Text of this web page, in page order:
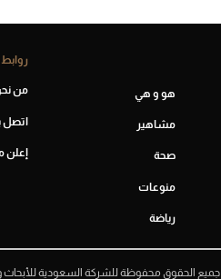
هو و هي
مشاهير
صحة
منوعات
رياضة
من
اتصل
إعلن
جميع الحقوق محفوظة للشركة السعودية